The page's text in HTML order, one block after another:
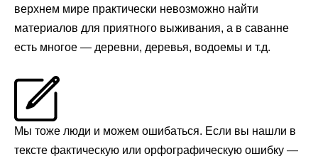
верхнем мире практически невозможно найти
материалов для приятного выживания, а в саванне
есть многое — деревни, деревья, водоемы и т.д.
Мы тоже люди и можем ошибаться. Если вы нашли в
тексте фактическую или орфографическую ошибку —